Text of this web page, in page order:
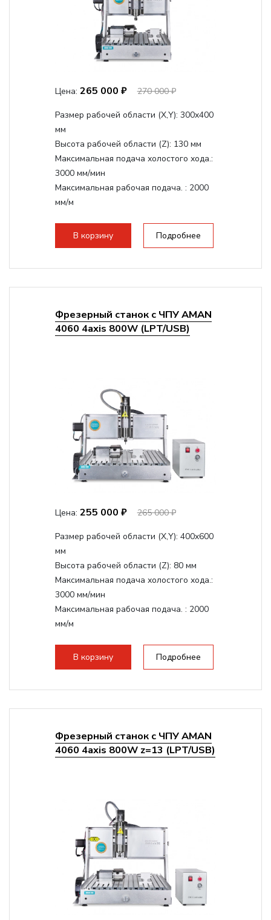
Цена: 265 000 ₽ 270 000 ₽
Размер рабочей области (Х,Y): 300x400
мм
Высота рабочей области (Z): 130 мм
Максимальная подача холостого хода.:
3000 мм/мин
Максимальная рабочая подача. : 2000
мм/м
стандартно:Т-слот
Цанговый патрон:ER11
В корзину Подробнее
Фрезерный станок с ЧПУ AMAN
4060 4axis 800W (LPT/USB)
Цена: 255 000 ₽ 265 000 ₽
Размер рабочей области (Х,Y): 400x600
мм
Высота рабочей области (Z): 80 мм
Максимальная подача холостого хода.:
3000 мм/мин
Максимальная рабочая подача. : 2000
мм/м
стандартно:Т-слот
Цанговый патрон:ER11
В корзину Подробнее
Фрезерный станок с ЧПУ AMAN
4060 4axis 800W z=13 (LPT/USB)